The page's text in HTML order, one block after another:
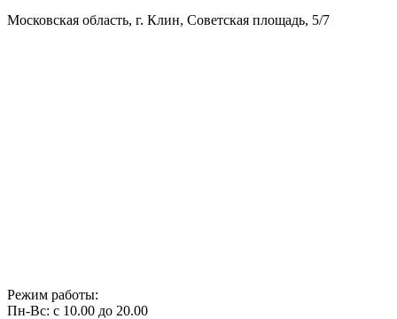
Московская область, г. Клин, Советская площадь, 5/7
Режим работы:
Пн-Вс: с 10.00 до 20.00